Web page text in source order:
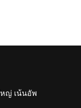
หญ่ เน้นอัพ